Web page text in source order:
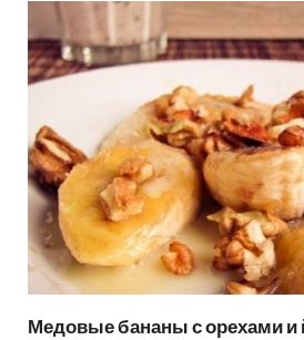
Медовые бананы с орехами и